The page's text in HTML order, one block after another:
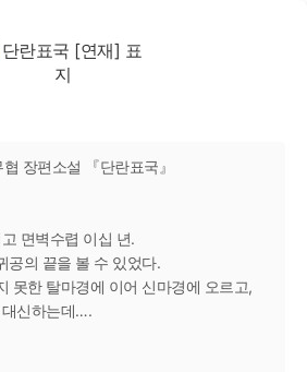
장편소설 『단란표국』
면벽수렵 이십 년.
공의 끝을 볼 수 있었다.
못한 탈마경에 이어 신마경에 오르고,
대신하는데….